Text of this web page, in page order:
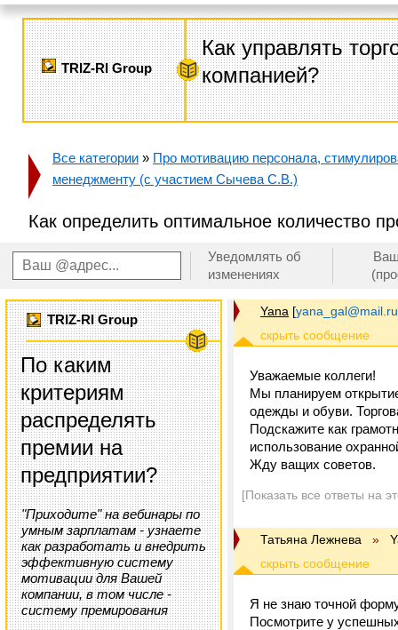
TRIZ-RI Group
Как управлять
компанией?
Все категории » Про мотивацию персонала,
менеджменту (с участием Сычева С.В.)
Как определить оптимальное количество
Уведомлять об
изменениях
TRIZ-RI Group
По каким
критериям
распределять
премии на
предприятии?
"Приходите" на вебинары по
умным зарплатам - узнаете
как разработать и внедрить
эффективную систему
мотивации для Вашей
компании, в том числе -
систему премирования
Yana [yana_gal@mail.ru
Уважаемые коллеги!
Мы планируем
одежды и обуви.
Подскажите как
использование
Жду ващих советов.
[Показать все ответы на
Татьяна Лежнева »
Я не знаю точной
Посмотрите у